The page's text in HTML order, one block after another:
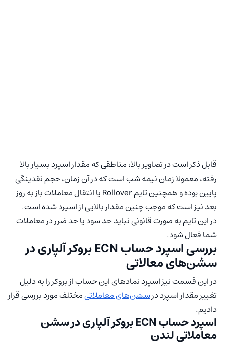
قابل ذکر است در تصاویر بالا، مناطقی که مقدار اسپرد بسیار بالا
رفته، معمولا زمان نیمه شب است که در آن زمان، حجم نقدینگی
پایین بوده و همچنین تایم Rollover یا انتقال معاملات باز به روز
بعد نیز است که موجب چنین مقدار بالایی از اسپرد شده است.
در این تایم به صورت قانونینبایدحد سود یا حد ضرر در معاملات
شما فعال شود.
بررسی اسپرد حساب ECN بروکر آلپاری در
سشن‌های معالاتی
در این قسمت نیز اسپرد نمادهای این حساب از بروکر را به دلیل
تغییر مقدار اسپرد درسشن‌های معاملاتیمختلف مورد بررسی قرار
دادیم.
اسپرد حساب ECN بروکر آلپاری در سشن
معاملاتی لندن